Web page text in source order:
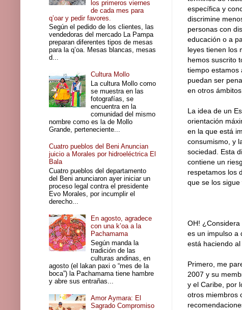
específica y
discrimine
personas con
educación o a
leyes tienen los
hemos suscrito
tiempo estamos
puedan ser
en otros
La idea de un
orientación
en la que está
consumismo, y
sociedad. Esta
contiene un
respetamos los
que se los
OH! ¿Considera
es un impulso a
está haciendo
Primero, me
2007 y su
y el Caribe, por
otros miembros
los primeros viernes
de cada mes para
q’oar y pedir favores.
Según el pedido de los clientes, las
vendedoras del mercado La Pampa
preparan diferentes tipos de mesas
para la q’oa. Mesas blancas, mesas
d...
Cultura Mollo
La cultura Mollo como
se muestra en las
fotografías, se
encuentra en la
comunidad del mismo
nombre como es la de Mollo
Grande, perteneciente...
Cuatro pueblos del Beni Anuncian
juicio a Morales por hidroeléctrica El
Bala
Cuatro pueblos del departamento
del Beni anunciaron ayer iniciar un
proceso legal contra el presidente
Evo Morales, por incumplir el
derecho...
En agosto, agradece
con una k’oa a la
Pachamama
Según manda la
tradición de las
culturas andinas, en
agosto (el lakan paxi o “mes de la
boca”) la Pachamama tiene hambre
y abre sus entrañas...
Amor Aymara: El
Sagrado Compromiso